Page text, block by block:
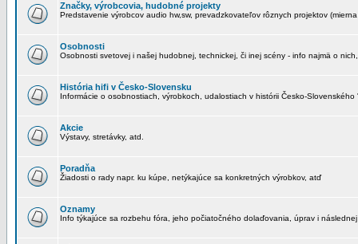
Značky, výrobcovia, hudobné projekty
Predstavenie výrobcov audio hw,sw, prevadzkovateľov rôznych projektov
Osobnosti
Osobnosti svetovej i našej hudobnej, technickej, či inej scény - info najmä o
História hifi v Česko-Slovensku
Informácie o osobnostiach, výrobkoch, udalostiach v histórii Česko-Slovenského
Akcie
Výstavy, stretávky, atd.
Poradňa
Žiadosti o rady napr. ku kúpe, netýkajúce sa konkretných výrobkov, atď
Oznamy
Info týkajúce sa rozbehu fóra, jeho počiatočného dolaďovania, úprav i